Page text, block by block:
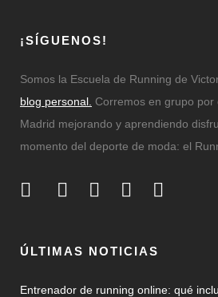
¡SÍGUENOS!
Somos la Escuela de Running de
blog personal. Corremos en grupo
Madrid mejorando y aprendiendo
momento del deporte de moda: el
ÚLTIMAS NOTICIAS
Entrenador de running online: qué